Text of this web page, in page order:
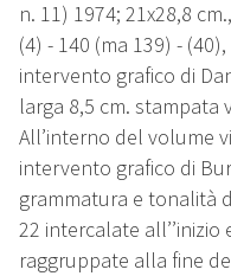
n. 11) 1974; 21x28,8
(4) - 140 (ma 139) -
intervento grafico di
larga 8,5 cm.
All’interno del volume
intervento grafico di
grammatura e tonalità
22 intercalate
raggruppate alla fine